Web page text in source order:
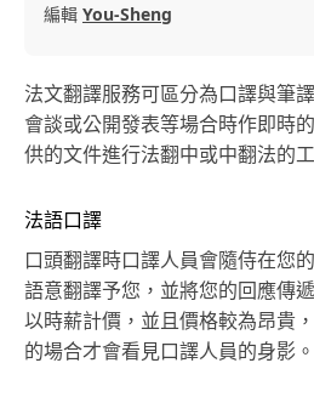
編輯 You-Sheng
法文翻譯服務可區分為口譯與筆
會談或公開發表等場合時作即時
供的文件進行法翻中或中翻法的工
法語口譯
口頭翻譯時口譯人員會隨侍在您
語意翻譯予您，並將您的回應傳
以時薪計價，並且價格較為昂貴
的場合才會看見口譯人員的身影。